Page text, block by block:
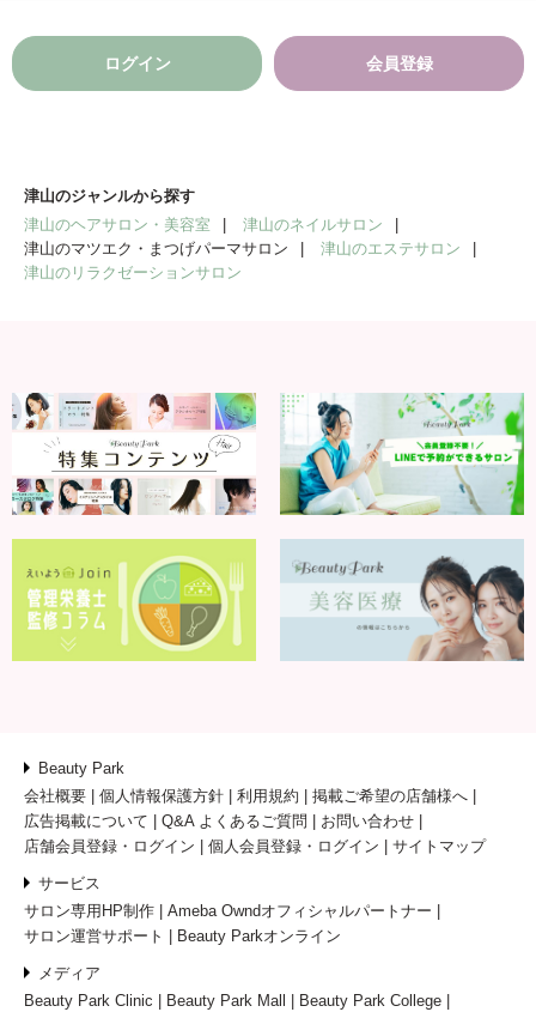
ログイン 会員登録
津山のジャンルから探す
津山のヘアサロン・美容室
津山のネイルサロン
津山のマツエク・まつげパーマサロン
津山のエステサロン
津山のリラクゼーションサロン
Beauty Park
会社概要
個人情報保護方針 利用規約
掲載ご希望の店舗様へ
広告掲載について
Q&A よくあるご質問
お問い合わせ
店舗会員登録・ログイン
個人会員登録・ログイン サイトマップ
サービス
サロン専用HP制作
Ameba Owndオフィシャルパートナー
サロン運営サポート
Beauty Parkオンライン
メディア
Beauty Park Clinic
Beauty Park Mall Beauty Park College